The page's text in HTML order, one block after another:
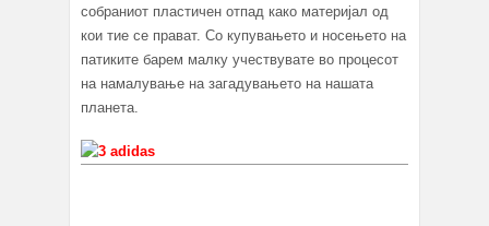
собраниот пластичен отпад како материјал од
кои тие се прават. Со купувањето и носењето на
патиките барем малку учествувате во процесот
на намалување на загадувањето на нашата
планета.